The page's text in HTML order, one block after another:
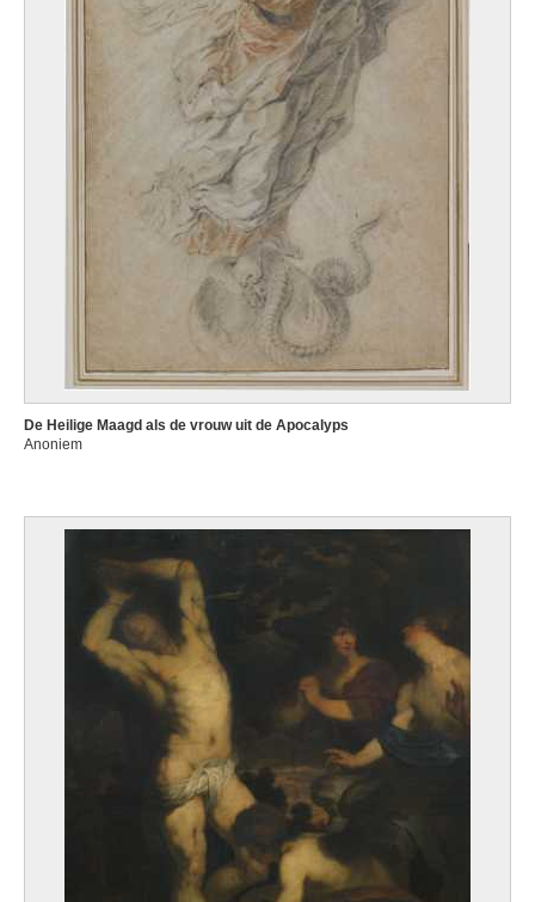
De Heilige Maagd als de vrouw uit de Apocalyps
Anoniem